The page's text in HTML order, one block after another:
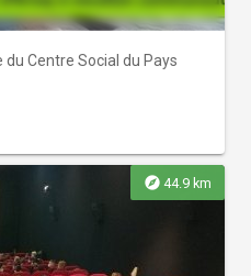
et détaille l’identité, la
de chaque commune
de journal (distribué lors
(fictif…) du journal (fictif...)
la forme d’interviews et
Centre Social du Pays
explore 44.9 km